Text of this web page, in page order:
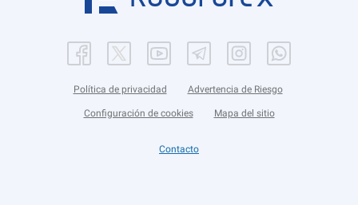
Política de privacidad Advertencia de Riesgo
Configuración de cookies Mapa del sitio
Contacto